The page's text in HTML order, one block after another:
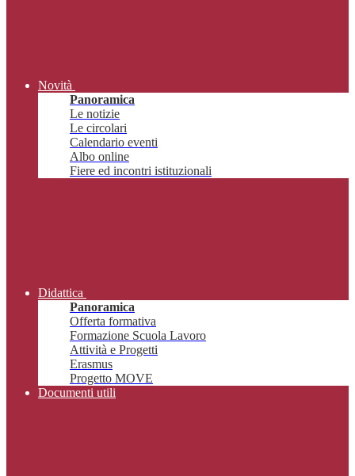
Novità
Panoramica
Le notizie
Le circolari
Calendario eventi
Albo online
Fiere ed incontri istituzionali
Didattica
Panoramica
Offerta formativa
Formazione Scuola Lavoro
Attività e Progetti
Erasmus
Progetto MOVE
Documenti utili